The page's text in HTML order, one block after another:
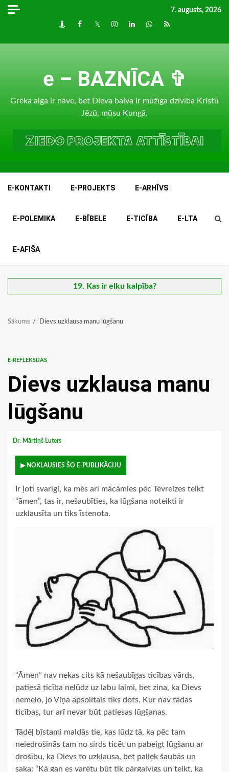
Skip
7. augusts, 2026
DraugiemFacebook
TwitterInstagram
LinkedInwhatsapp
RSS
e – BAZNĪCA ✞
Grēka alga ir nāve, bet Dieva balva ir mūžīga dzīvība Kristū
Jēzū, mūsu Kungā.
E-KONTAKTI E-PROJEKTS E-ARHĪVS
E-POLEMIKA E-BĪBELE E-TICĪBA E-LTA
E-AFIŠA
19. Kas ir elku kalpība?
Sākums Dievs uzklausa manu lūgšanu
E-REFLEKSIJAS
Dievs uzklausa manu
lūgšanu
Dr. Mārtiņš Luters
▶ NOKLAUSIES ŠO E-PUBLIKĀCIJU
Ir ļoti svarīgi, ka mēs arī mācāmies pēc Tēvreizes teikt
“āmen”, tas ir, nešaubīties, ka lūgšana noteikti ir
uzklausīta un tiks īstenota.
“Āmen” nav nekas cits kā nešaubīgas ticības vārds,
patiesā ticība nelūdz uz labu laimi, bet zina, ka Dievs
nemelo, jo Viņa apsolītais tiks dots. Kur nav tādas
ticības, tur arī nevar būt patiesas lūgšanas.
Tādēļ bīstami maldās tie, kas lūdz tā, ka pēc tam
neiedrošinās tam no sirds ticēt un pabeigt lūgšanu ar
drošību, ka Dievs to uzklausa, bet paliek šaubās un
saka: “Kā gan es varētu būt tik pārgalvīgs un teikt, ka